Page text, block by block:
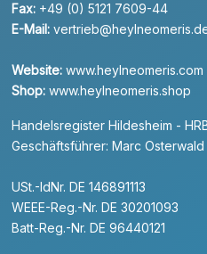
Fax: +49 (0) 5121 7609-44
E-Mail:
Website: www.heylneomeris.com
Shop: www.heylneomeris.shop
Handelsregister Hildesheim -
Geschäftsführer: Marc Osterwald
USt.-IdNr. DE 146891113
WEEE-Reg.-Nr. DE 30201093
Batt-Reg.-Nr. DE 96440121